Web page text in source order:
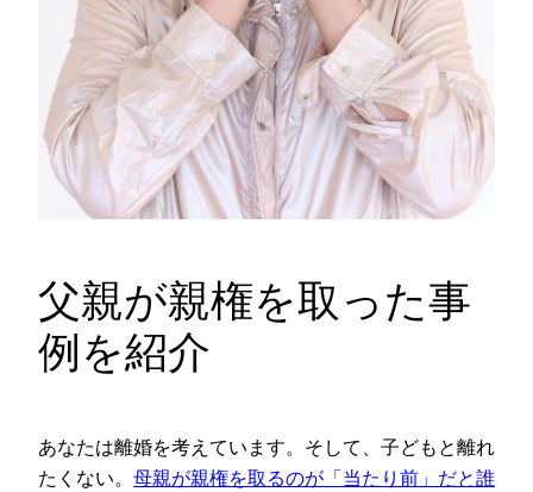
父親が親権を取った事
例を紹介
あなたは離婚を考えています。そして、子どもと離れ
たくない。 母親が親権を取るのが「当たり前」だと誰